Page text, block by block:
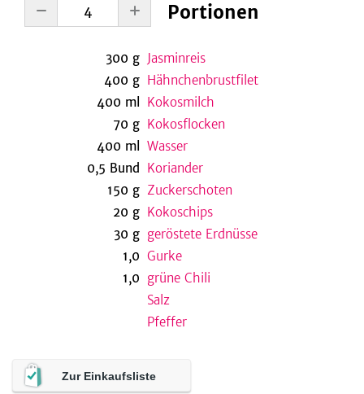
Portionen
300 g Jasminreis
400 g Hähnchenbrustfilet
400 ml
Kokosmilch
70 g Kokosflocken
400 ml
Wasser
0,5 Bund
Koriander
150 g Zuckerschoten
20 g Kokoschips
30 g geröstete Erdnüsse
1,0 Gurke
1,0 grüne Chili
Salz
Pfeffer
Zur Einkaufsliste